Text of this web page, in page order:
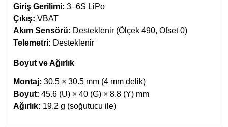
Giriş Gerilimi: 3–6S LiPo
Çıkış: VBAT
Akım Sensörü: Desteklenir (Ölçek 490, Ofset 0)
Telemetri: Desteklenir
Boyut ve Ağırlık
Montaj: 30.5 × 30.5 mm (4 mm delik)
Boyut: 45.6 (U) × 40 (G) × 8.8 (Y) mm
Ağırlık: 19.2 g (soğutucu ile)